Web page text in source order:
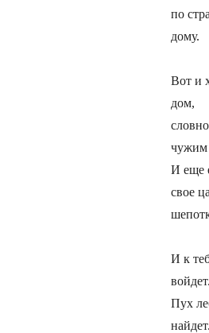
по
дому.
Вот и
дом,
чужим
И еще
свое
И к
войдет.
Пух
найдет.